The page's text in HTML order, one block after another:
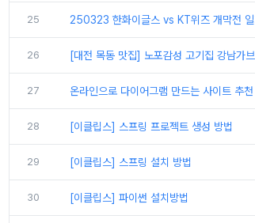
25 250323 한화이글스 vs KT위즈 개막전 일
26 [대전 목동 맛집] 노포감성 고기집 강남가
27 온라인으로 다이어그램 만드는 사이트 추천
28 [이클립스] 스프링 프로젝트 생성 방법
29 [이클립스] 스프링 설치 방법
30 [이클립스] 파이썬 설치방법